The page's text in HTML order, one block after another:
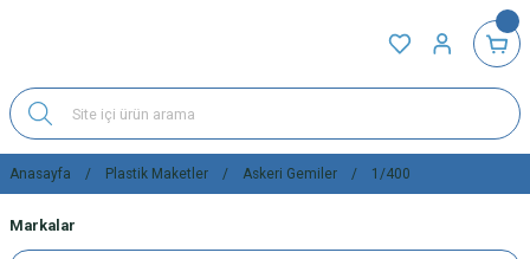
Anasayfa Plastik Maketler Askeri Gemiler 1/400
Markalar